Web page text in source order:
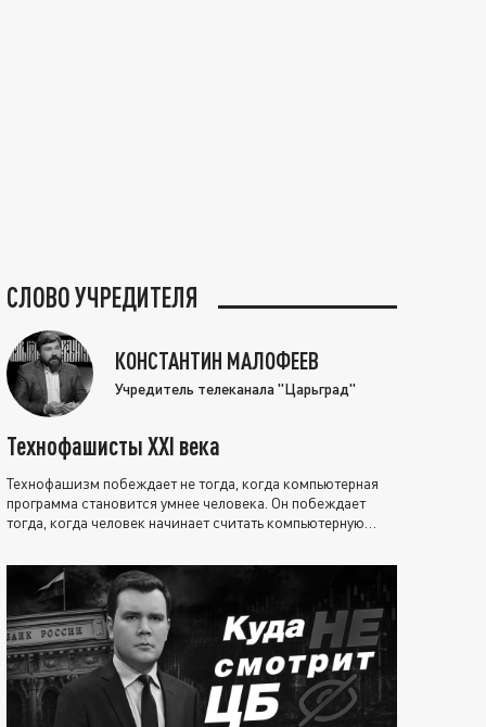
СЛОВО УЧРЕДИТЕЛЯ
КОНСТАНТИН МАЛОФЕЕВ
Учредитель телеканала "Царьград"
Технофашисты XXI века
Технофашизм побеждает не тогда, когда компьютерная
программа становится умнее человека. Он побеждает
тогда, когда человек начинает считать компьютерную